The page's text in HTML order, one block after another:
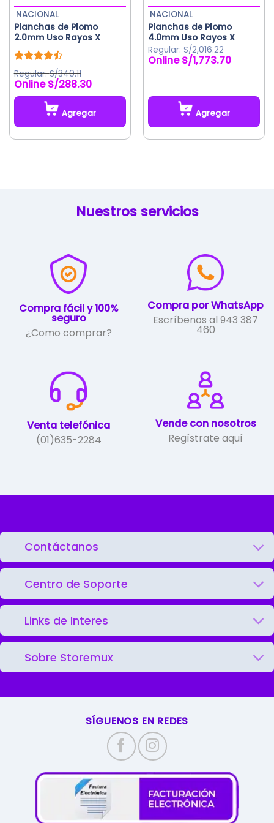
página
de
producto
Planchas de Plomo
2.0mm Uso Rayos X
Valorado
con4.50
de 5
NACIONAL
S/340.11
S/288.30
Agregar
producto
Planchas de Plomo
4.0mm Uso Rayos X
NACIONAL
S/2,016.22
El
S/2,016.22.
S/1,773.70El
S/1,773.70.
Agregar
Nuestros servicios
Compra fácil y 100%
seguro
¿Como comprar?
Compra por WhatsApp
Escríbenos al 943 387
460
Venta telefónica
(01)635-2284
Vende con nosotros
Regístrate aquí
Contáctanos
Centro de Soporte
Links de Interes
Sobre Storemux
SÍGUENOS EN REDES